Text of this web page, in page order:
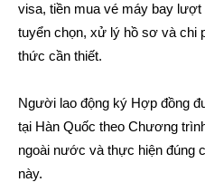
visa, tiền mua vé máy bay
tuyển chọn, xử lý hồ sơ và chi
thức cần thiết.
Người lao động ký Hợp đồng
tại Hàn Quốc theo Chương
ngoài nước và thực hiện đúng
này.